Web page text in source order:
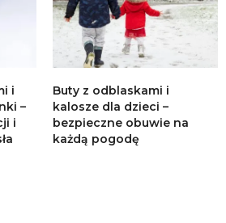
i
–
i
Buty z odblaskami i
kalosze dla dzieci –
bezpieczne obuwie na
każdą pogodę